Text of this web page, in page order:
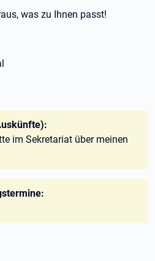
was zu Ihnen passt!
im Sekretariat über meinen